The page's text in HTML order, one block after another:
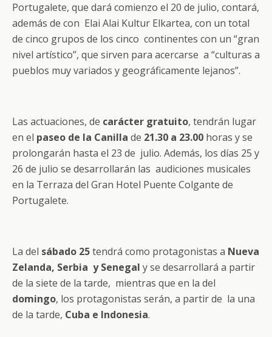
Portugalete, que dará comienzo el 20 de julio, contará,
además de con Elai Alai Kultur Elkartea, con un total
de cinco grupos de los cinco continentes con un “gran
nivel artístico”, que sirven para acercarse a “culturas a
pueblos muy variados y geográficamente lejanos”.
Las actuaciones, de carácter gratuito, tendrán lugar
en el paseo de la Canilla de 21.30 a 23.00 horas y se
prolongarán hasta el 23 de julio. Además, los días 25 y
26 de julio se desarrollarán las audiciones musicales
en la Terraza del Gran Hotel Puente Colgante de
Portugalete.
La del sábado 25tendrá como protagonistas a Nueva
Zelanda, Serbia y Senegal y se desarrollará a partir
de la siete de la tarde, mientras que en la del
domingo, los protagonistas serán, a partir de la una
de la tarde, Cuba e Indonesia.